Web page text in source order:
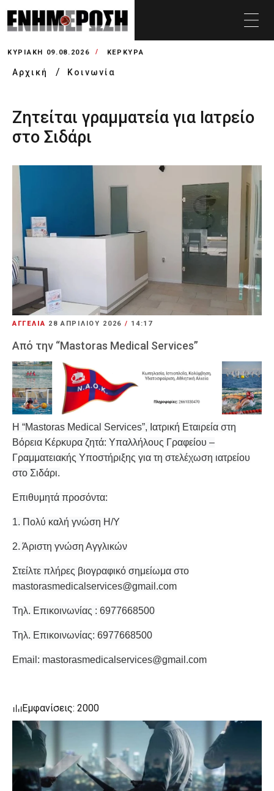
ΚΥΡΙΑΚΉ 09.08.2026 ΚΕΡΚΥΡΑ
Αρχική Κοινωνία
Ζητείται γραμματεία για Ιατρείο
στο Σιδάρι
ΑΓΓΕΛΙΑ 28 ΑΠΡΙΛΊΟΥ 2026 / 14:17
Από την “Mastoras Medical Services”
H “Mastoras Medical Services”, Ιατρική Εταιρεία στη
Βόρεια Κέρκυρα ζητά: Υπαλλήλους Γραφείου –
Γραμματειακής Υποστήριξης για τη στελέχωση ιατρείου
στο Σιδάρι.
Επιθυμητά προσόντα:
1. Πολύ καλή γνώση Η/Υ
2. Άριστη γνώση Αγγλικών
Στείλτε πλήρες βιογραφικό σημείωμα στο
mastorasmedicalservices@gmail.com
Τηλ. Επικοινωνίας : 6977668500
Τηλ. Επικοινωνίας: 6977668500
Email: mastorasmedicalservices@gmail.com
Εμφανίσεις: 2000